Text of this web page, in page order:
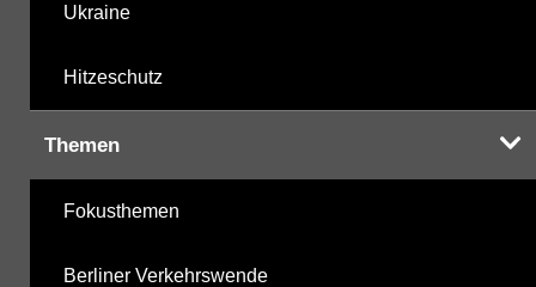
Ukraine
Hitzeschutz
Themen
Fokusthemen
Berliner Verkehrswende